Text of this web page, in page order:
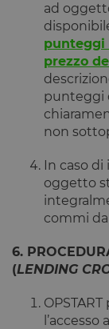
ad
punteggi
prezzo
punteggi
non
In caso
oggetto
commi
6.
(LENDING